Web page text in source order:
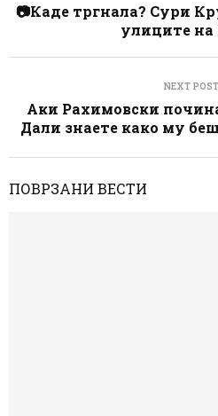
📷Каде тргнала? Сури
улиците на
NEXT POST
Аки Рахимовски
Дали знаете како му
ПОВРЗАНИ ВЕСТИ